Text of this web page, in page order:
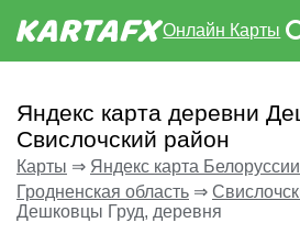
Онлайн Карты
Яндекс карта деревни
Свислочский район
Карты ⇒ Яндекс карта Белоруссии
Гродненская область ⇒
Дешковцы Груд, деревня